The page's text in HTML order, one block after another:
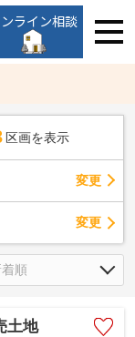
ライン相談
区画を表示
変更
変更
土地